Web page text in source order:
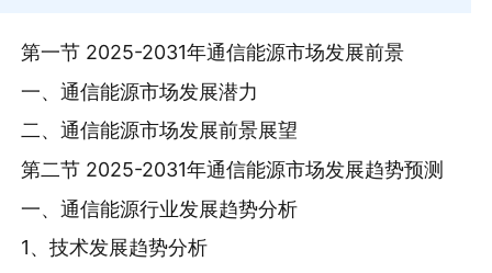
第一节 2025-2031年通信能源市场发展前景
一、通信能源市场发展潜力
二、通信能源市场发展前景展望
第二节 2025-2031年通信能源市场发展趋势预测
一、通信能源行业发展趋势分析
1、技术发展趋势分析